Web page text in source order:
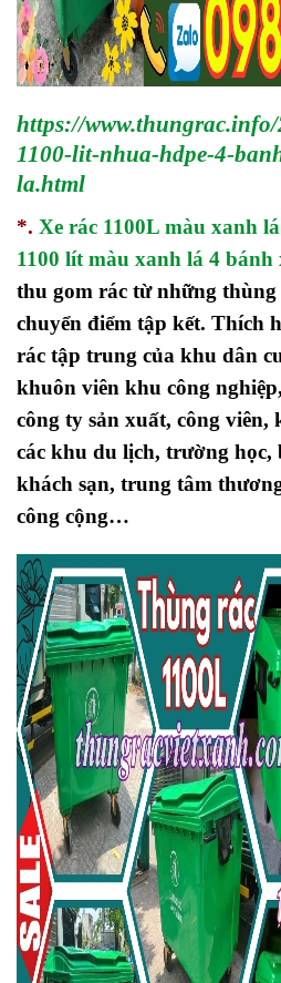
https://
1100-lit-nhua-hdpe-4-
la.html
*. Xe rác 1100L màu xanh lá
1100 lít màu xanh lá 4 bánh
thu gom rác từ những
chuyển điểm tập kết. Thích
rác tập trung của khu dân
khuôn viên khu công
công ty sản xuất, công
các khu du lịch, trường học,
khách sạn, trung tâm
công cộng…